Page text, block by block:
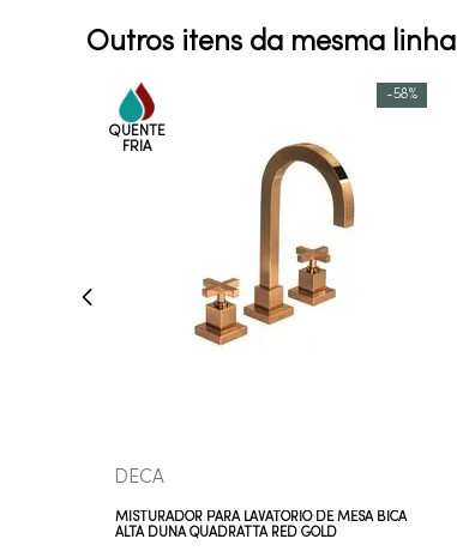
Outros itens da mesma linha
-58%
COMPRAR AGORA
VEJA MAIS
DECA
MISTURADOR PARA LAVATÓRIO DE MESA BICA
ALTA DUNA QUADRATTA RED GOLD